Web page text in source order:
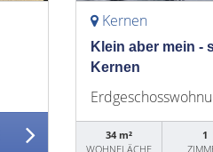
Kernen
Klein aber mein -
Kernen
34 m²
WOHNFLÄCHE
1